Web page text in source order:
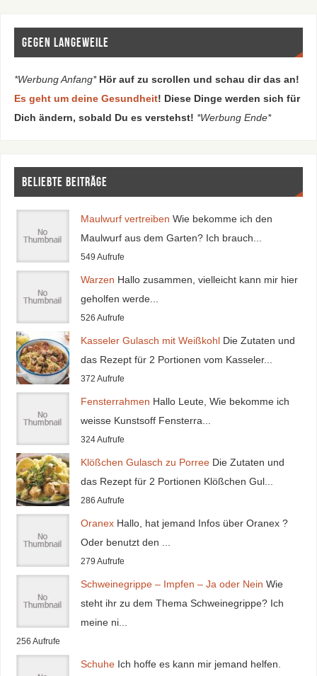
Gegen Langeweile
*Werbung Anfang* Hör auf zu scrollen und schau dir das an!
Es geht um deine Gesundheit! Diese Dinge werden sich für
Dich ändern, sobald Du es verstehst! *Werbung Ende*
Beliebte Beiträge
Maulwurf vertreiben Wie bekomme ich den
Maulwurf aus dem Garten? Ich brauch...
549 Aufrufe
Warzen Hallo zusammen, vielleicht kann mir hier
geholfen werde...
526 Aufrufe
Kasseler Gulasch mit Weißkohl Die Zutaten und
das Rezept für 2 Portionen vom Kasseler...
372 Aufrufe
Fensterrahmen Hallo Leute, Wie bekomme ich
weisse Kunstsoff Fensterra...
324 Aufrufe
Klößchen Gulasch zu Porree Die Zutaten und
das Rezept für 2 Portionen Klößchen Gul...
286 Aufrufe
Oranex Hallo, hat jemand Infos über Oranex ?
Oder benutzt den ...
279 Aufrufe
Schweinegrippe – Impfen – Ja oder Nein Wie
steht ihr zu dem Thema Schweinegrippe? Ich
meine ni...
256 Aufrufe
Schuhe Ich hoffe es kann mir jemand helfen.